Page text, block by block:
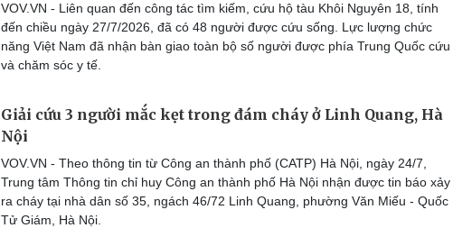
VOV.VN - Liên quan đến công tác tìm kiếm, cứu hộ tàu Khôi Nguyên 18, tính
đến chiều ngày 27/7/2026, đã có 48 người được cứu sống. Lực lượng chức
năng Việt Nam đã nhận bàn giao toàn bộ số người được phía Trung Quốc cứu
và chăm sóc y tế.
Giải cứu 3 người mắc kẹt trong đám cháy ở Linh Quang, Hà
Nội
VOV.VN - Theo thông tin từ Công an thành phố (CATP) Hà Nội, ngày 24/7,
Trung tâm Thông tin chỉ huy Công an thành phố Hà Nội nhận được tin báo xảy
ra cháy tại nhà dân số 35, ngách 46/72 Linh Quang, phường Văn Miếu - Quốc
Tử Giám, Hà Nội.